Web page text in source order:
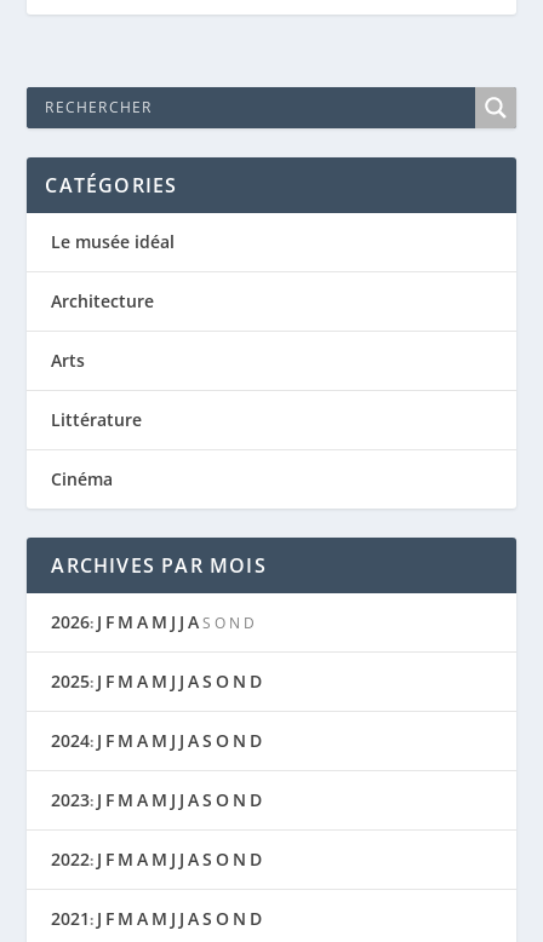
CATÉGORIES
Le musée idéal
Architecture
Arts
Littérature
Cinéma
ARCHIVES PAR MOIS
2026: J F M A M J J A S O N D
2025: J F M A M J J AS O N D
2024: J F M A M J J AS O N D
2023: J F M A M J J AS O N D
2022: J F M A M J J AS O N D
2021: J F M A M J J AS O N D